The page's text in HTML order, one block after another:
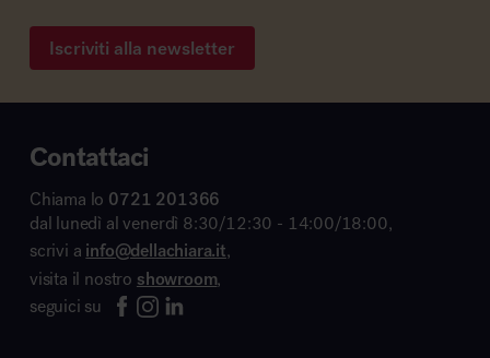
Iscriviti alla newsletter
Contattaci
Chiama lo 0721 201366
dal lunedì al venerdì 8:30/12:30 - 14:00/18:00,
scrivi a info@dellachiara.it,
visita il nostro showroom,
seguici su